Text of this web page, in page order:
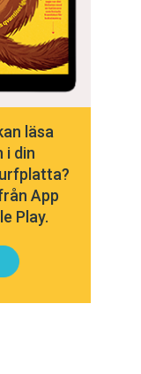
läsa
i din
App
Play.